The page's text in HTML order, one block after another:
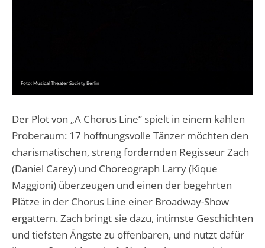
Foto: Musical Theater Society Berlin
Der Plot von „A Chorus Line” spielt in einem kahlen
Proberaum: 17 hoffnungsvolle Tänzer möchten den
charismatischen, streng fordernden Regisseur Zach
(Daniel Carey) und Choreograph Larry (Kique
Maggioni) überzeugen und einen der begehrten
Plätze in der Chorus Line einer Broadway-Show
ergattern. Zach bringt sie dazu, intimste Geschichten
und tiefsten Ängste zu offenbaren, und nutzt dafür